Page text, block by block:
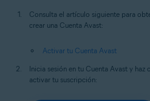
Consulta el artículo siguiente para
crear una Cuenta Avast:
Activar tu Cuenta Avast
Inicia sesión en tu Cuenta Avast y
activar tu suscripción: